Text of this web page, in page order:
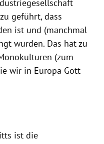
geführt, dass
ist und (manchmal
wurden. Das hat zu
(zum
wir in Europa Gott
ist die